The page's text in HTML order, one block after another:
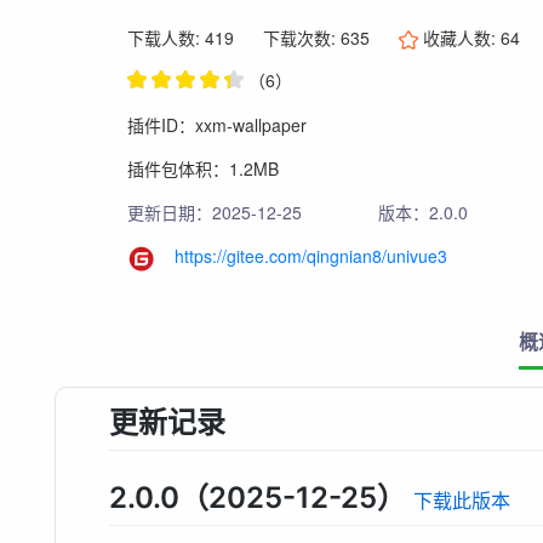
下载人数: 419 下载次数: 635 收藏人数:64
（6）
插件ID：xxm-wallpaper
插件包体积：1.2MB
更新日期：2025-12-25
版本：2.0.0
https://gitee.com/qingnian8/univue3
概
更新记录
2.0.0（2025-12-25） 下载此版本